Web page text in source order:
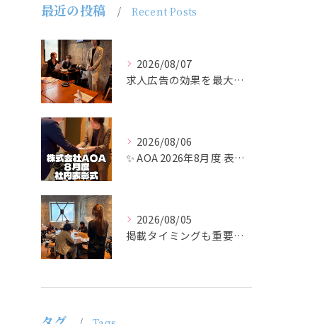
最近の投稿 Recent Posts
2026/08/07
求人広告の効果を最大化するために最も重要なのは、掲載タイミン...
2026/08/06
✨ AOA 2026年8月度 表彰式レポート ✨
2026/08/05
掲載タイミングも重要で、業界動向や求職者の活動時期に合わせて...